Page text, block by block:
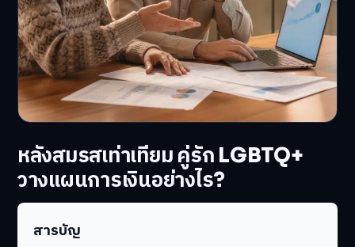
หลังสมรสเท่าเทียม คู่รัก LGBTQ+
วางแผนการเงินอย่างไร?
สารบัญ